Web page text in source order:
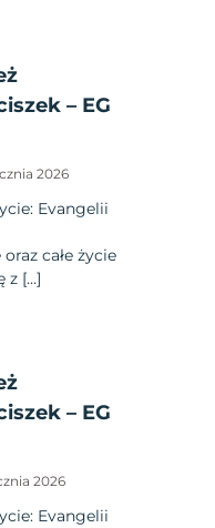
– EG
2026
Evangelii
całe życie
z […]
– EG
2026
Evangelii